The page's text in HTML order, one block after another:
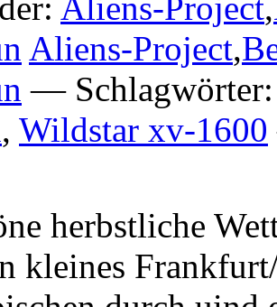
Aliens-Project,
—
, Wildstar xv-1600
herbstliche
kleines